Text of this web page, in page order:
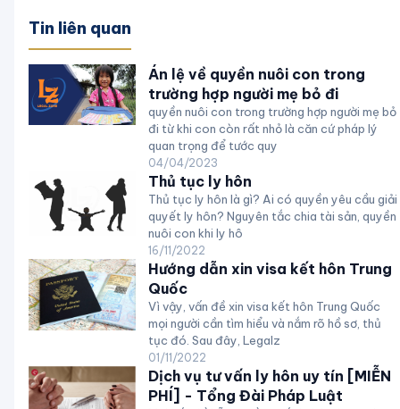
Tin liên quan
Án lệ về quyền nuôi con trong
trường hợp người mẹ bỏ đi
quyền nuôi con trong trường hợp người mẹ bỏ
đi từ khi con còn rất nhỏ là căn cứ pháp lý
quan trọng để tước quy
04/04/2023
Thủ tục ly hôn
Thủ tục ly hôn là gì? Ai có quyền yêu cầu giải
quyết ly hôn? Nguyên tắc chia tài sản, quyền
nuôi con khi ly hô
16/11/2022
Hướng dẫn xin visa kết hôn Trung
Quốc
Vì vậy, vấn đề xin visa kết hôn Trung Quốc
mọi người cần tìm hiểu và nắm rõ hồ sơ, thủ
tục đó. Sau đây, Legalz
01/11/2022
Dịch vụ tư vấn ly hôn uy tín [MIỄN
PHÍ] - Tổng Đài Pháp Luật